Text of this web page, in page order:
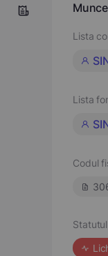
Lista
Lista
Codul
Statutul